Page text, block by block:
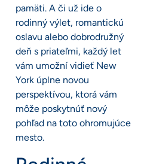
pamäti. A či už ide o
rodinný výlet, romantickú
oslavu alebo dobrodružný
deň s priateľmi, každý let
vám umožní vidieť New
York úplne novou
perspektívou, ktorá vám
môže poskytnúť nový
pohľad na toto ohromujúce
mesto.